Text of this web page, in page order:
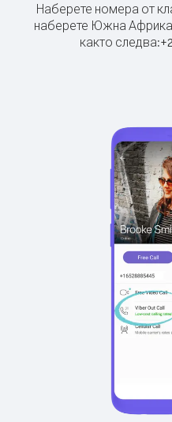
Наберете номера от
наберете Южна
както следва:+